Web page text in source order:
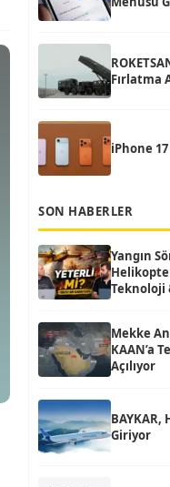
Fırlatma
iPhone
SON HABERLER
Yangın
Teknoloji
Mekke
KAAN’a
Açılıyor
BAYKAR,
Giriyor